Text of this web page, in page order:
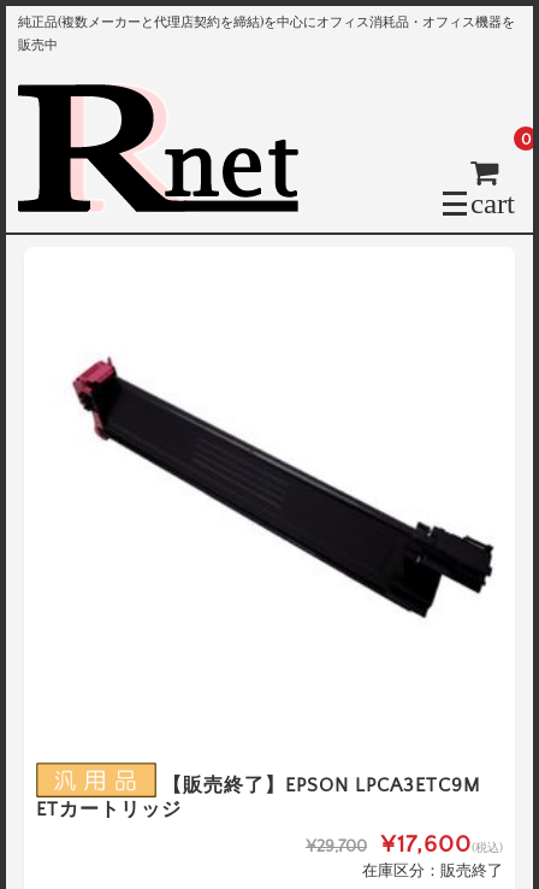
純正品(複数メーカーと代理店契約を締結)を中心にオフィス消耗品・オフィス機器を
販売中
cart
0
【販売終了】EPSON LPCA3ETC9M
ETカートリッジ
¥29,700 ¥17,600(税込)
在庫区分：販売終了